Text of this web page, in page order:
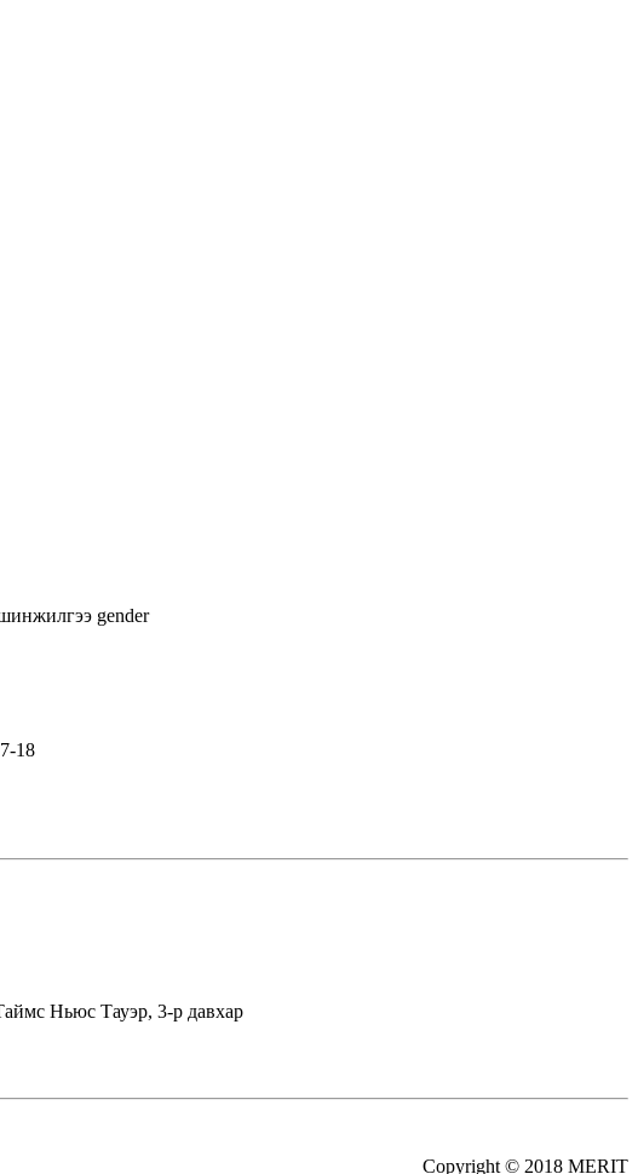
gender
18
Ньюс Тауэр, 3-р давхар
Copyright © 2018 MERIT